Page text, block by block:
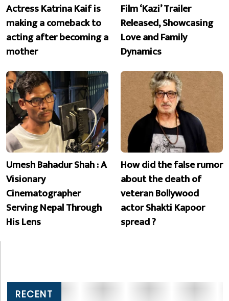
Actress Katrina Kaif is
making a comeback to
acting after becoming a
mother
Film ‘Kazi’ Trailer
Released, Showcasing
Love and Family
Dynamics
Umesh Bahadur Shah : A
Visionary
Cinematographer
Serving Nepal Through
His Lens
How did the false rumor
about the death of
veteran Bollywood
actor Shakti Kapoor
spread ?
RECENT